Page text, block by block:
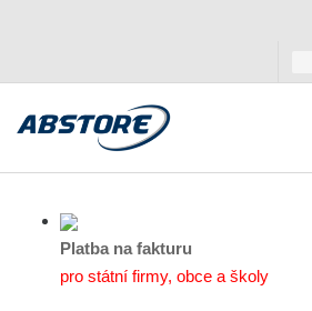
Platba na fakturu
pro státní firmy, obce a školy